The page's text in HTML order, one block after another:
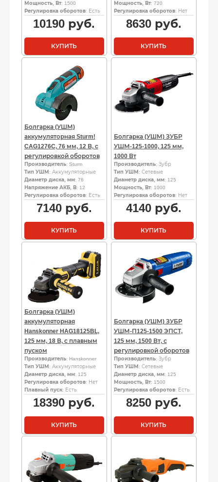
Мощность, Вт: 1500
Регулировка оборотов: Есть
10190 руб.
КУПИТЬ
Мощность, Вт: 720
Регулировка оборотов: Нет
8630руб.
КУПИТЬ
Болгарка (УШМ)
аккумуляторная Sturm!
CAG1276C, 76 мм, 12 В, с
регулировкой оборотов
Производитель: Sturm
Тип УШМ : Аккумуляторные
Диаметр диска, мм: 76
Напряжение АКБ, В: 12
Регулировка оборотов: Есть
7140руб.
КУПИТЬ
Болгарка (УШМ) ЗУБР
УШМ-125-1000, 125 мм,
1000 Вт
Производитель: Зубр
Тип УШМ : Сетевые
Диаметр диска, мм: 125
Мощность, Вт: 1000
Регулировка оборотов: Нет
4140руб.
КУПИТЬ
Болгарка (УШМ)
аккумуляторная
Hanskonner HAG18125BL,
125 мм, 18 В, с плавным
пуском
Производитель: Hanskonner
Тип УШМ : Аккумуляторные
Диаметр диска, мм: 125
Регулировка оборотов: Нет
Плавный пуск: Есть
18390 руб.
КУПИТЬ
Болгарка (УШМ) ЗУБР
УШМ-П125-1500 ЭПСТ,
125 мм, 1500 Вт, с
регулировкой оборотов
Производитель: Зубр
Тип УШМ : Сетевые
Диаметр диска, мм: 125
Мощность, Вт: 1500
Регулировка оборотов: Есть
8250руб.
КУПИТЬ